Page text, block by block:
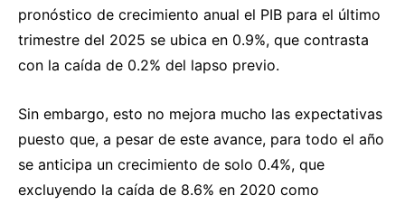
pronóstico de crecimiento anual el PIB para el último
trimestre del 2025 se ubica en 0.9%, que contrasta
con la caída de 0.2% del lapso previo.
Sin embargo, esto no mejora mucho las expectativas
puesto que, a pesar de este avance, para todo el año
se anticipa un crecimiento de solo 0.4%, que
excluyendo la caída de 8.6% en 2020 como